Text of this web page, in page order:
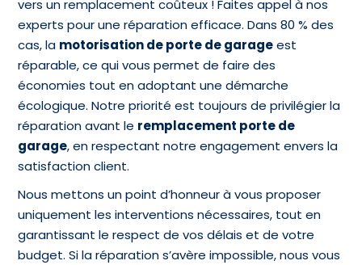
vers un remplacement coûteux ! Faites appel à nos
experts pour une réparation efficace. Dans 80 % des
cas, la motorisation de porte de garageest
réparable, ce qui vous permet de faire des
économies tout en adoptant une démarche
écologique. Notre priorité est toujours de privilégier la
réparation avant le remplacement porte de
garage, en respectant notre engagement envers la
satisfaction client.
Nous mettons un point d’honneur à vous proposer
uniquement les interventions nécessaires, tout en
garantissant le respect de vos délais et de votre
budget. Si la réparation s’avère impossible, nous vous